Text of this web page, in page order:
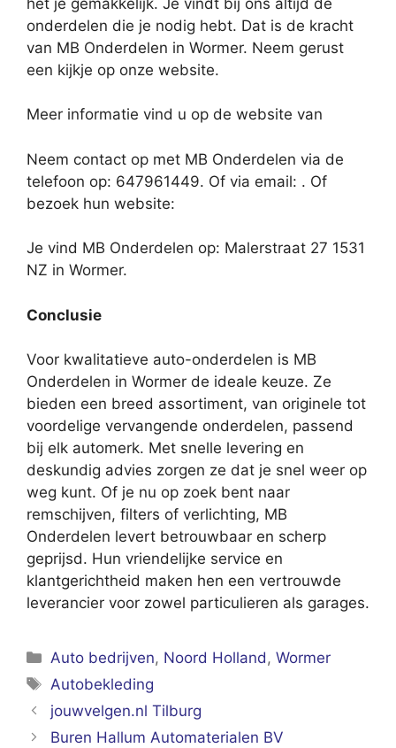
onderdelen die je nodig hebt. Dat is de kracht
van MB Onderdelen in Wormer. Neem gerust
een kijkje op onze website.
Meer informatie vind u op de website van
Neem contact op met MB Onderdelen via de
telefoon op: 647961449. Of via email: . Of
bezoek hun website:
Je vind MB Onderdelen op: Malerstraat 27 1531
NZ in Wormer.
Conclusie
Voor kwalitatieve auto-onderdelen is MB
Onderdelen in Wormer de ideale keuze. Ze
bieden een breed assortiment, van originele tot
voordelige vervangende onderdelen, passend
bij elk automerk. Met snelle levering en
deskundig advies zorgen ze dat je snel weer op
weg kunt. Of je nu op zoek bent naar
remschijven, filters of verlichting, MB
Onderdelen levert betrouwbaar en scherp
geprijsd. Hun vriendelijke service en
klantgerichtheid maken hen een vertrouwde
leverancier voor zowel particulieren als garages.
Categorieën
Auto bedrijven, Noord Holland,Wormer
Tags
Autobekleding
jouwvelgen.nl Tilburg
Buren Hallum Automaterialen BV